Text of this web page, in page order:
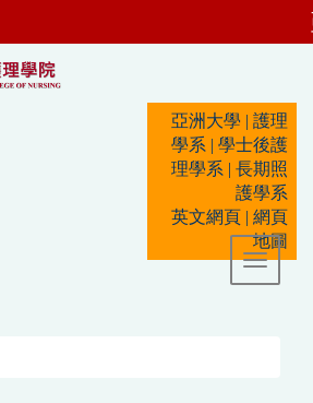
亞洲大學 | 護理
學系 | 學士後護
理學系 | 長期照
護學系
英文網頁 | 網頁
地圖
Toggle